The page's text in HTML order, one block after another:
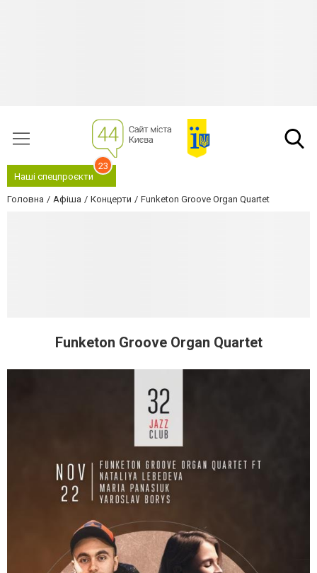
Наші спецпроєкти
23
Головна Афіша Концерти Funketon Groove Organ Quartet
Funketon Groove Organ Quartet